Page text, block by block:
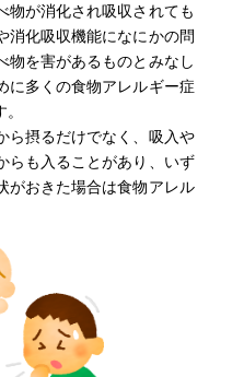
物が消化され吸収されても
消化吸収機能になにかの問
物を害があるものとみなし
に多くの食物アレルギー症
ら摂るだけでなく、吸入や
らも入ることがあり、いず
がおきた場合は食物アレル